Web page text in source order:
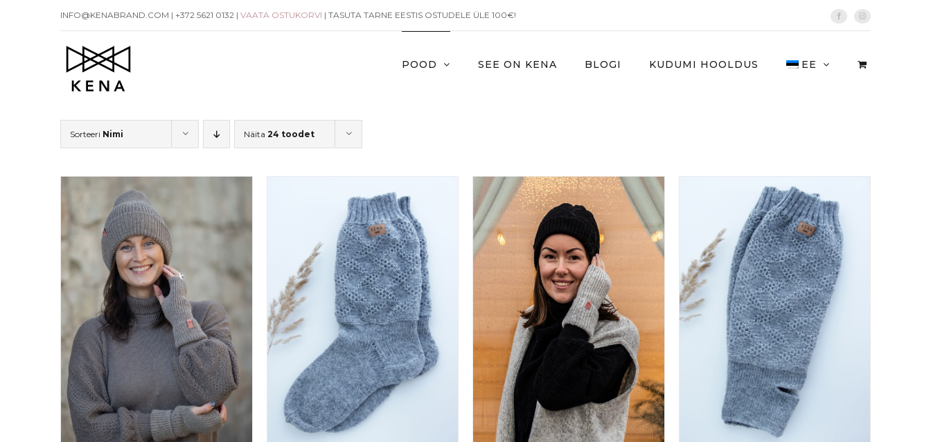
INFO@KENABRAND.COM | +372 5621 0132 | VAATA OSTUKORVI | TASUTA TARNE EESTIS OSTUDELE ÜLE 100€! FacebookInstagram
POOD SEE ON KENA BLOGI KUDUMI HOOLDUS EE
Sorteeri Nimi Näita 24 toodet